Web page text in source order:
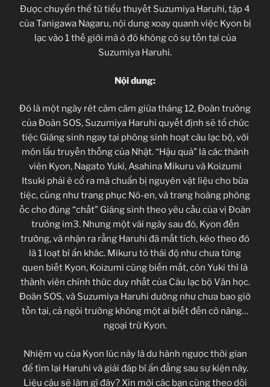
Được chuyển thể từ tiểu thuyết Suzumiya Haruhi, tập 4
của Tanigawa Nagaru, nội dung xoay quanh việc Kyon bị
lạc vào 1 thế giới mà ở đó không có sự tồn tại của
Suzumiya Haruhi.
Nội dung:
Đó là một ngày rét căm căm giữa tháng 12, Đoàn trưởng
của Đoàn SOS, Suzumiya Haruhi quyết định sẽ tổ chức
tiệc Giáng sinh ngay tại phòng sinh hoạt câu lạc bộ, với
món lẩu truyền thống của Nhật. “Hậu quả” là các thành
viên Kyon, Nagato Yuki, Asahina Mikuru và Koizumi
Itsuki phải è cổ ra mà chuẩn bị nguyên vật liệu cho bữa
tiệc, cũng như trang phục Nô-en, và trang hoàng phòng
ốc cho đúng “chất” Giáng sinh theo yêu cầu của vị Đoàn
trưởng im3. Nhưng một vài ngày sau đó, Kyon đến
trường, và nhận ra rằng Haruhi đã mất tích, kéo theo đó
là 1 loạt bí ẩn khác. Mikuru tỏ thái độ như chưa từng
quen biết Kyon, Koizumi cũng biến mất, còn Yuki thì là
thành viên chính thức duy nhất của Câu lạc bộ Văn học.
Đoàn SOS, và Suzumiya Haruhi dường như chưa bao giờ
tồn tại, cả ngôi trường không một ai biết đến cô nàng…
ngoại trừ Kyon.
Nhiệm vụ của Kyon lúc này là du hành ngược thời gian
để tìm lại Haruhi và giải đáp bí ẩn đằng sau sự kiện này.
Liệu cậu sẽ làm gì đây? Xin mời các bạn cùng theo dõi